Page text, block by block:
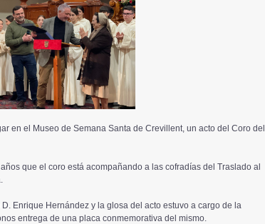
en el Museo de Semana Santa de Crevillent, un acto del Coro del
que el coro está acompañando a las cofradías del Traslado al
Enrique Hernández y la glosa del acto estuvo a cargo de la
entrega de una placa conmemorativa del mismo.